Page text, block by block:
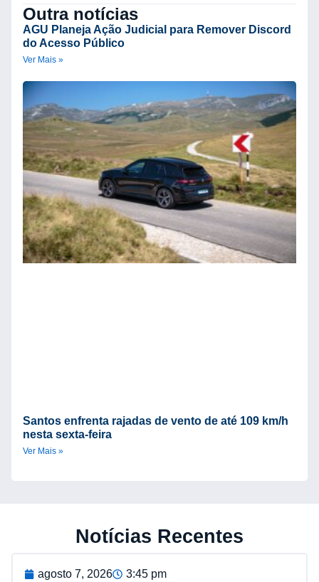
Outra notícias
AGU Planeja Ação Judicial para Remover Discord
do Acesso Público
Ver Mais »
Santos enfrenta rajadas de vento de até 109 km/h
nesta sexta-feira
Ver Mais »
Notícias Recentes
agosto 7, 2026
3:45 pm